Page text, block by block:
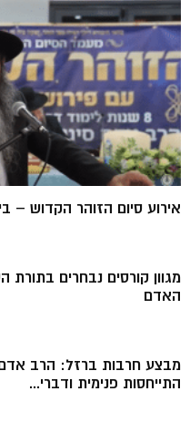
אירוע סיום הזוהר הקדוש –
מגוון קורסים נבחרים בתורת
האדם
מבצע חרבות ברזל: הרב אדם
התייחסות פנימית ודברי...